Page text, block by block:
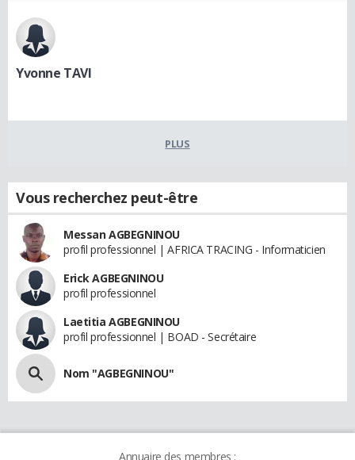
Yvonne TAVI
PLUS
Vous recherchez peut-être
Messan AGBEGNINOU
profil professionnel | AFRICA TRACING - Informaticien
Erick AGBEGNINOU
profil professionnel
Laetitia AGBEGNINOU
profil professionnel | BOAD - Secrétaire
Nom "AGBEGNINOU"
Annuaire des membres :